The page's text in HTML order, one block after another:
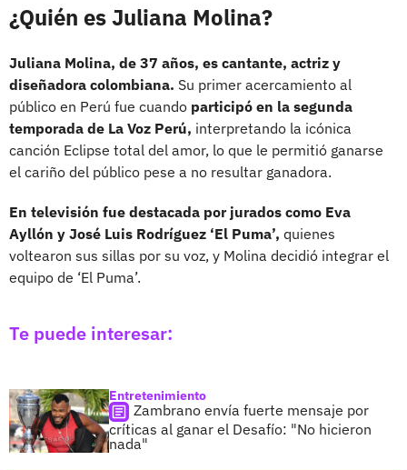
¿Quién es Juliana Molina?
Juliana Molina, de 37 años, es cantante, actriz y
diseñadora colombiana. Su primer acercamiento al
público en Perú fue cuando participó en la segunda
temporada de La Voz Perú, interpretando la icónica
canción Eclipse total del amor, lo que le permitió ganarse
el cariño del público pese a no resultar ganadora.
En televisión fue destacada por jurados como Eva
Ayllón y José Luis Rodríguez ‘El Puma’, quienes
voltearon sus sillas por su voz, y Molina decidió integrar el
equipo de ‘El Puma’.
Te puede interesar:
Entretenimiento
Zambrano envía fuerte mensaje por
críticas al ganar el Desafío: "No hicieron
nada"